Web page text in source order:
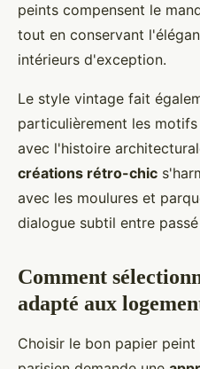
peints compensent le
tout en conservant
intérieurs d'exception.
Le style vintage fait
particulièrement les
avec l'histoire
créations rétro-chic
avec les moulures et
dialogue subtil entre
Comment
adapté aux
Choisir le bon papier